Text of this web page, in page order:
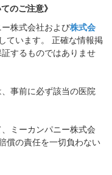
のご注意》
株式会社および株式会
ています。 正確な情報掲
するものではありませ
事前に必ず該当の医院
ミーカンパニー株式会
償の責任を一切負わない